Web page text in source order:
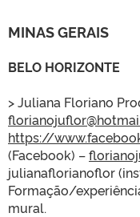
MINAS GERAIS
BELO HORIZONTE
> Juliana Floriano
https://
(Facebook) –
julianaflorianoflor
Formação/
mural.